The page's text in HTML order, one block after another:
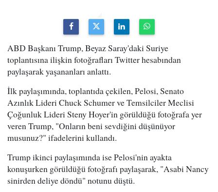
ABD Başkanı Trump, Beyaz Saray'daki Suriye
toplantısına ilişkin fotoğrafları Twitter hesabından
paylaşarak yaşananları anlattı.
İlk paylaşımında, toplantıda çekilen, Pelosi, Senato
Azınlık Lideri Chuck Schumer ve Temsilciler Meclisi
Çoğunluk Lideri Steny Hoyer'in görüldüğü fotoğrafa yer
veren Trump, "Onların beni sevdiğini düşünüyor
musunuz?" ifadelerini kullandı.
Trump ikinci paylaşımında ise Pelosi'nin ayakta
konuşurken görüldüğü fotoğrafı paylaşarak, "Asabi Nancy
sinirden deliye döndü" notunu düştü.